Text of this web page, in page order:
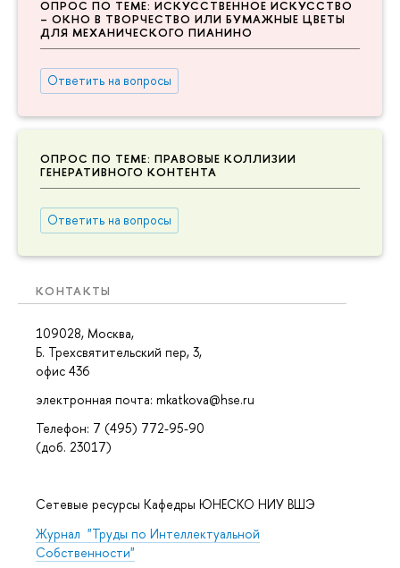
ОПРОС ПО ТЕМЕ: ИСКУССТВЕННОЕ ИСКУССТВО
– ОКНО В ТВОРЧЕСТВО ИЛИ БУМАЖНЫЕ ЦВЕТЫ
ДЛЯ МЕХАНИЧЕСКОГО ПИАНИНО
Ответить на вопросы
ОПРОС ПО ТЕМЕ: ПРАВОВЫЕ КОЛЛИЗИИ
ГЕНЕРАТИВНОГО КОНТЕНТА
Ответить на вопросы
КОНТАКТЫ
109028, Москва,
Б. Трехсвятительский пер, 3,
офис 436
электронная почта: mkatkova@hse.ru
Телефон: 7 (495) 772-95-90
(доб. 23017)
Сетевые ресурсы Кафедры ЮНЕСКО НИУ ВШЭ
Журнал "Труды по Интеллектуальной
Собственности"